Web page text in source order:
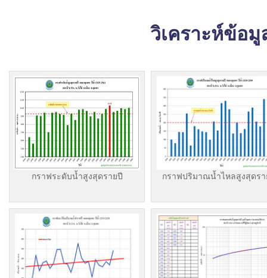
วิเคราะห์ข้อ
กราฟระดับน้ำสูงสุดรายปี กราฟปริมาณน้ำไหลสูงสุดรา